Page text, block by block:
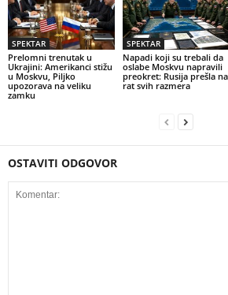
SPEKTAR
Prelomni trenutak u
Ukrajini: Amerikanci stižu
u Moskvu, Piljko
upozorava na veliku
zamku
SPEKTAR
Napadi koji su trebali da
oslabe Moskvu napravili
preokret: Rusija prešla na
rat svih razmera
OSTAVITI ODGOVOR